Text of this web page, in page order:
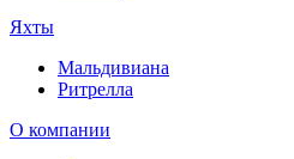
Яхты
Мальдивиана
Ритрелла
О компании